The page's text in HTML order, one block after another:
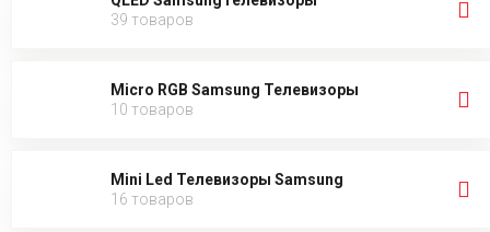
39 товаров
Micro RGB Samsung Телевизоры
10 товаров
Mini Led Телевизоры Samsung
16 товаров